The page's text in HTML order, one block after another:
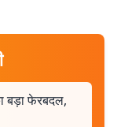
बड़ा फेरबदल,